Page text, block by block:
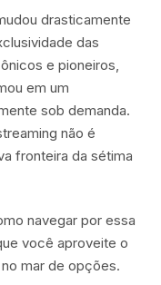
drasticamente
das
e pioneiros,
em um
sob demanda.
não é
fronteira da sétima
navegar por essa
você aproveite o
mar de opções.